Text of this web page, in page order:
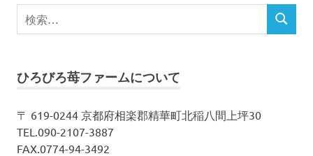
ビ
ー
シ
ョ
検
索
検
ひろびろ苺ファームについて
〒 619-0244 京都府相楽郡精華町北稲八間上坪30
TEL.090-2107-3887
FAX.0774-94-3492